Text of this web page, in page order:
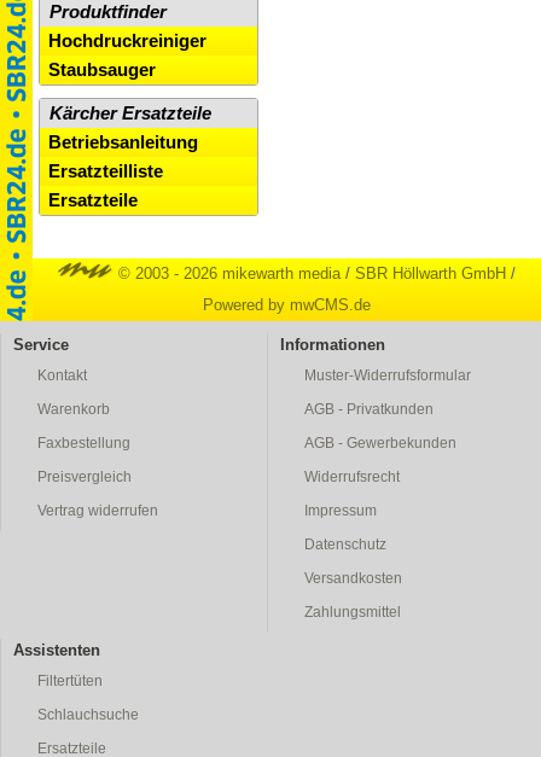
Produktfinder
Hochdruckreiniger
Staubsauger
Kärcher Ersatzteile
Betriebsanleitung
Ersatzteilliste
Ersatzteile
© 2003 - 2026 mikewarth media / SBR Höllwarth GmbH /
Powered by mwCMS.de
Service
Kontakt
Warenkorb
Faxbestellung
Preisvergleich
Vertrag widerrufen
Informationen
Muster-Widerrufsformular
AGB - Privatkunden
AGB - Gewerbekunden
Widerrufsrecht
Impressum
Datenschutz
Versandkosten
Zahlungsmittel
Assistenten
Filtertüten
Schlauchsuche
Ersatzteile